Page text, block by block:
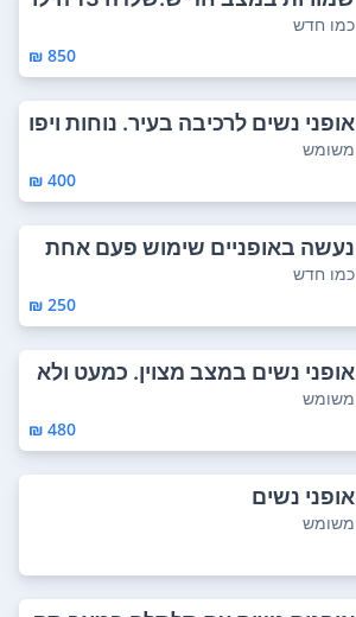
כים 21 ...
כמו חדש
850 ₪
אופני נשים לרכיבה בעיר. נוחות ויפו
ת במצב...
משומש
400 ₪
נעשה באופניים שימוש פעם אחת
בלבד
כמו חדש
250 ₪
אופני נשים במצב מצוין. כמעט ולא
נעשה בהם...
משומש
480 ₪
אופני נשים
משומש